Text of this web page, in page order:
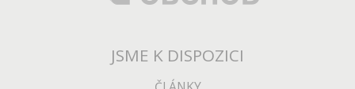
JSME K DISPOZICI